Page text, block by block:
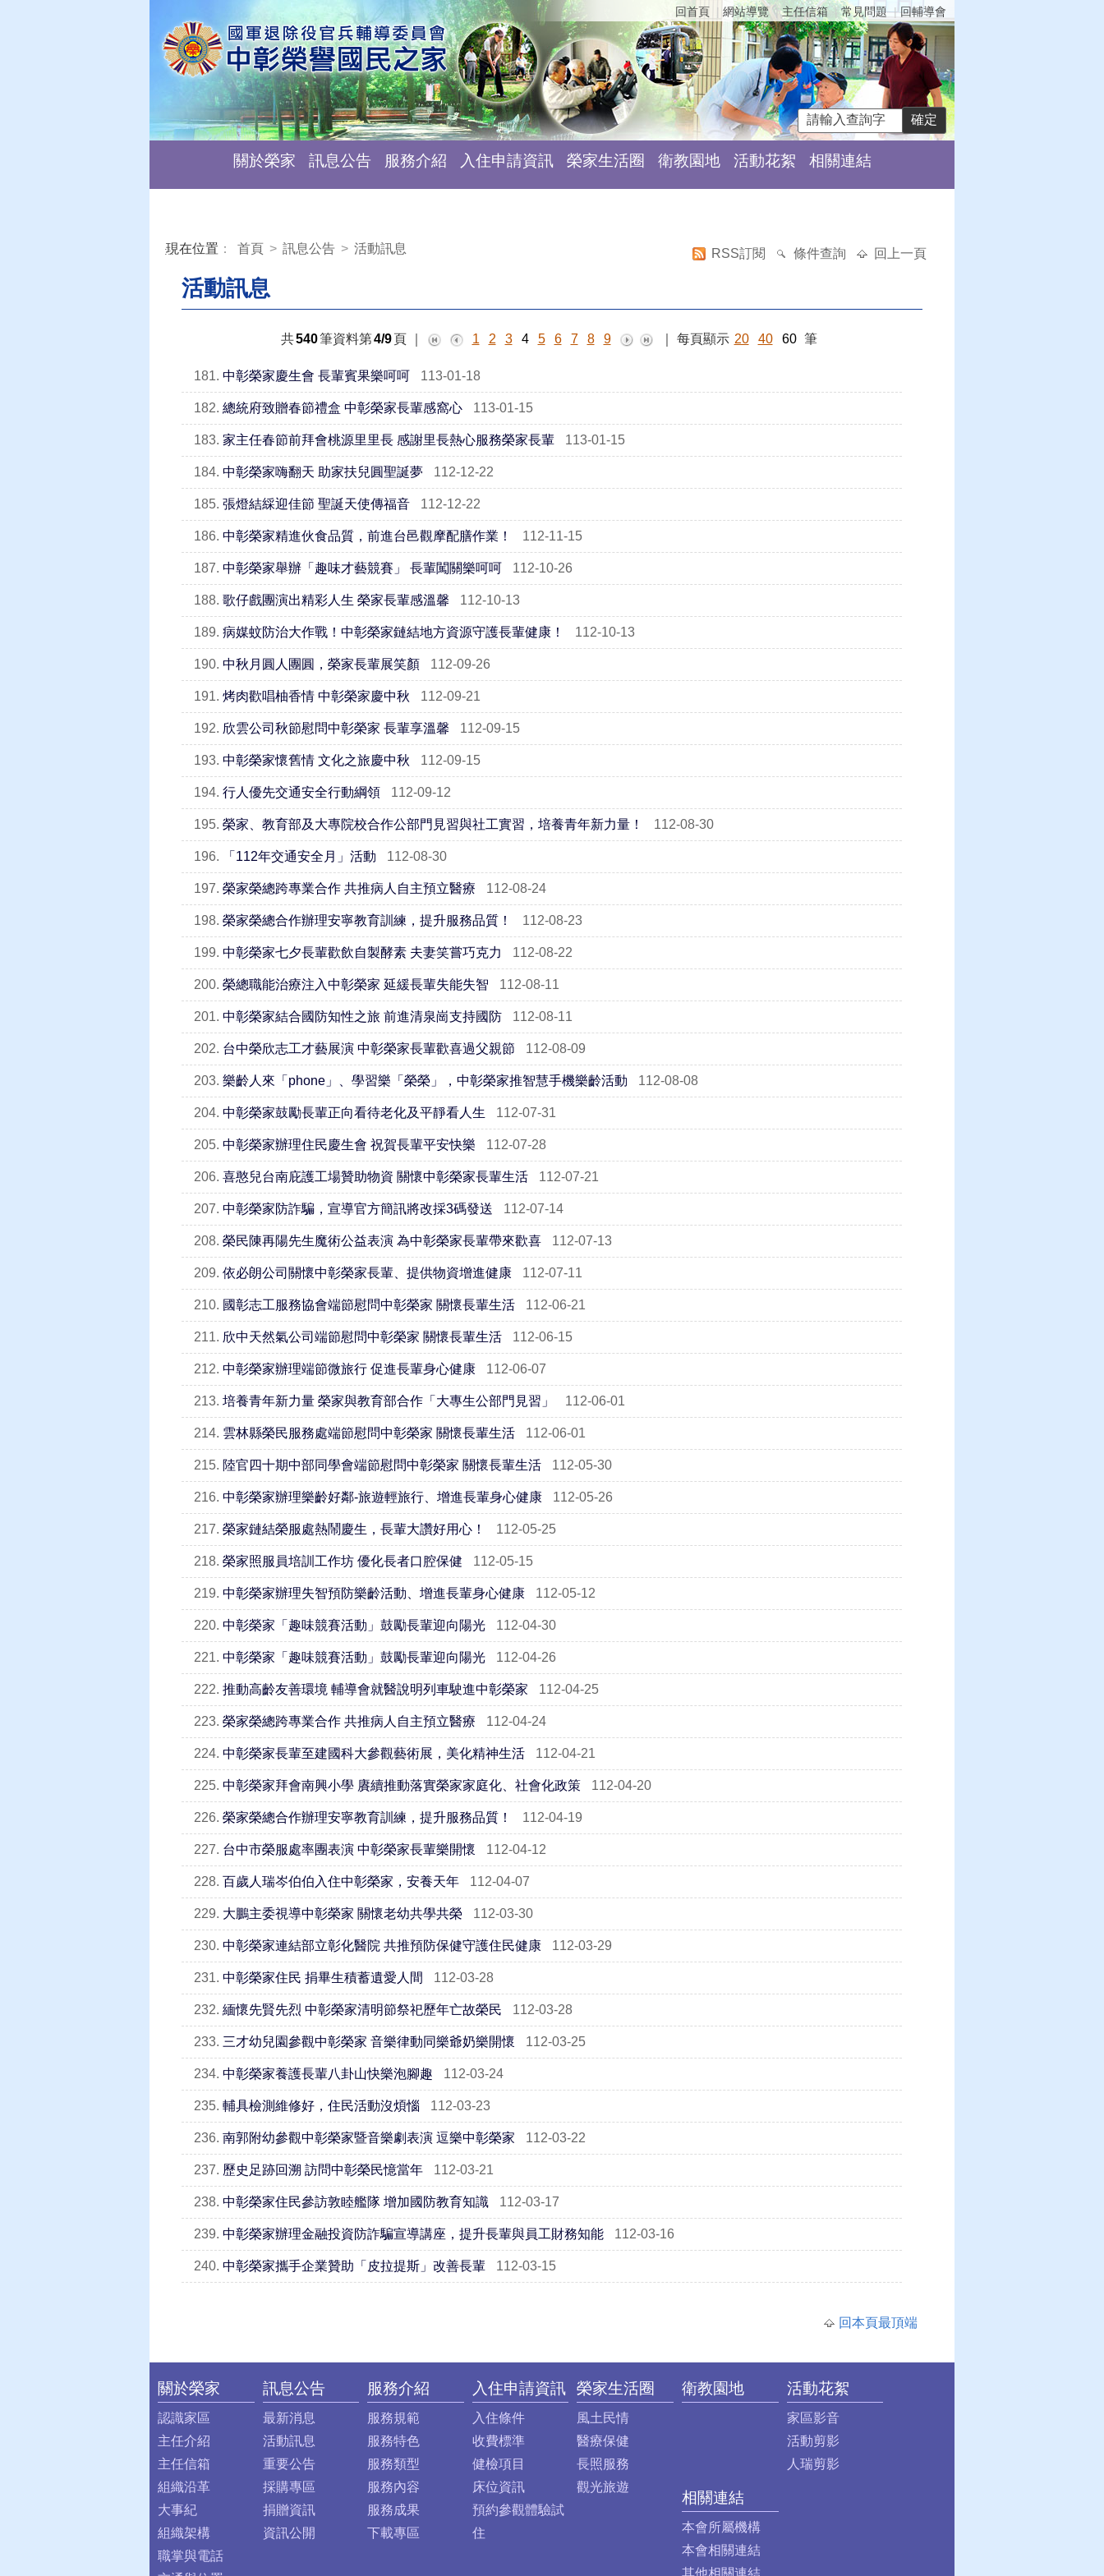
回首頁 網站導覽 主任信箱 常見問題 回輔導會
關於榮家 訊息公告 服務介紹 入住申請資訊 榮家生活圈 衛教園地 活動花絮 相關連結
:::
現在位置 ： 首頁 > 訊息公告 > 活動訊息 RSS訂閱 條件查詢 回上一頁
活動訊息
共540筆資料第4/9 頁 1 2 3 4 5 6 7 8 9 每頁顯示 20 40 60 筆
181. 中彰榮家慶生會 長輩賓果樂呵呵 113-01-18
182. 總統府致贈春節禮盒 中彰榮家長輩感窩心 113-01-15
183. 家主任春節前拜會桃源里里長 感謝里長熱心服務榮家長輩 113-01-15
184. 中彰榮家嗨翻天 助家扶兒圓聖誕夢 112-12-22
185. 張燈結綵迎佳節 聖誕天使傳福音 112-12-22
186. 中彰榮家精進伙食品質，前進台邑觀摩配膳作業！ 112-11-15
187. 中彰榮家舉辦「趣味才藝競賽」 長輩闖關樂呵呵 112-10-26
188. 歌仔戲團演出精彩人生 榮家長輩感溫馨 112-10-13
189. 病媒蚊防治大作戰！中彰榮家鏈結地方資源守護長輩健康！ 112-10-13
190. 中秋月圓人團圓，榮家長輩展笑顏 112-09-26
191. 烤肉歡唱柚香情 中彰榮家慶中秋 112-09-21
192. 欣雲公司秋節慰問中彰榮家 長輩享溫馨 112-09-15
193. 中彰榮家懷舊情 文化之旅慶中秋 112-09-15
194. 行人優先交通安全行動綱領 112-09-12
195. 榮家、教育部及大專院校合作公部門見習與社工實習，培養青年新力量！ 112-08-30
196. 「112年交通安全月」活動 112-08-30
197. 榮家榮總跨專業合作 共推病人自主預立醫療 112-08-24
198. 榮家榮總合作辦理安寧教育訓練，提升服務品質！ 112-08-23
199. 中彰榮家七夕長輩歡飲自製酵素 夫妻笑嘗巧克力 112-08-22
200. 榮總職能治療注入中彰榮家 延緩長輩失能失智 112-08-11
201. 中彰榮家結合國防知性之旅 前進清泉崗支持國防 112-08-11
202. 台中榮欣志工才藝展演 中彰榮家長輩歡喜過父親節 112-08-09
203. 樂齡人來「phone」、學習樂「榮榮」，中彰榮家推智慧手機樂齡活動 112-08-08
204. 中彰榮家鼓勵長輩正向看待老化及平靜看人生 112-07-31
205. 中彰榮家辦理住民慶生會 祝賀長輩平安快樂 112-07-28
206. 喜憨兒台南庇護工場贊助物資 關懷中彰榮家長輩生活 112-07-21
207. 中彰榮家防詐騙，宣導官方簡訊將改採3碼發送 112-07-14
208. 榮民陳再陽先生魔術公益表演 為中彰榮家長輩帶來歡喜 112-07-13
209. 依必朗公司關懷中彰榮家長輩、提供物資增進健康 112-07-11
210. 國彰志工服務協會端節慰問中彰榮家 關懷長輩生活 112-06-21
211. 欣中天然氣公司端節慰問中彰榮家 關懷長輩生活 112-06-15
212. 中彰榮家辦理端節微旅行 促進長輩身心健康 112-06-07
213. 培養青年新力量 榮家與教育部合作「大專生公部門見習」 112-06-01
214. 雲林縣榮民服務處端節慰問中彰榮家 關懷長輩生活 112-06-01
215. 陸官四十期中部同學會端節慰問中彰榮家 關懷長輩生活 112-05-30
216. 中彰榮家辦理樂齡好鄰-旅遊輕旅行、增進長輩身心健康 112-05-26
217. 榮家鏈結榮服處熱鬧慶生，長輩大讚好用心！ 112-05-25
218. 榮家照服員培訓工作坊 優化長者口腔保健 112-05-15
219. 中彰榮家辦理失智預防樂齡活動、增進長輩身心健康 112-05-12
220. 中彰榮家「趣味競賽活動」鼓勵長輩迎向陽光 112-04-30
221. 中彰榮家「趣味競賽活動」鼓勵長輩迎向陽光 112-04-26
222. 推動高齡友善環境 輔導會就醫說明列車駛進中彰榮家 112-04-25
223. 榮家榮總跨專業合作 共推病人自主預立醫療 112-04-24
224. 中彰榮家長輩至建國科大參觀藝術展，美化精神生活 112-04-21
225. 中彰榮家拜會南興小學 賡續推動落實榮家家庭化、社會化政策 112-04-20
226. 榮家榮總合作辦理安寧教育訓練，提升服務品質！ 112-04-19
227. 台中市榮服處率團表演 中彰榮家長輩樂開懷 112-04-12
228. 百歲人瑞岑伯伯入住中彰榮家，安養天年 112-04-07
229. 大鵬主委視導中彰榮家 關懷老幼共學共榮 112-03-30
230. 中彰榮家連結部立彰化醫院 共推預防保健守護住民健康 112-03-29
231. 中彰榮家住民 捐畢生積蓄遺愛人間 112-03-28
232. 緬懷先賢先烈 中彰榮家清明節祭祀歷年亡故榮民 112-03-28
233. 三才幼兒園參觀中彰榮家 音樂律動同樂爺奶樂開懷 112-03-25
234. 中彰榮家養護長輩八卦山快樂泡腳趣 112-03-24
235. 輔具檢測維修好，住民活動沒煩惱 112-03-23
236. 南郭附幼參觀中彰榮家暨音樂劇表演 逗樂中彰榮家 112-03-22
237. 歷史足跡回溯 訪問中彰榮民憶當年 112-03-21
238. 中彰榮家住民參訪敦睦艦隊 增加國防教育知識 112-03-17
239. 中彰榮家辦理金融投資防詐騙宣導講座，提升長輩與員工財務知能 112-03-16
240. 中彰榮家攜手企業贊助「皮拉提斯」改善長輩 112-03-15
回本頁最頂端
:::
關於榮家
認識家區
主任介紹
主任信箱
組織沿革
大事紀
組織架構
職掌與電話
訊息公告
最新消息
活動訊息
重要公告
採購專區
捐贈資訊
資訊公開
服務介紹
服務規範
服務特色
服務類型
服務內容
服務成果
下載專區
入住申請資訊
入住條件
收費標準
健檢項目
床位資訊
預約參觀體驗試
住
榮家生活圈
風土民情
醫療保健
長照服務
觀光旅遊
衛教園地 活動花絮
家區影音
活動剪影
人瑞剪影
相關連結
本會所屬機構
本會相關連結
其他相關連結